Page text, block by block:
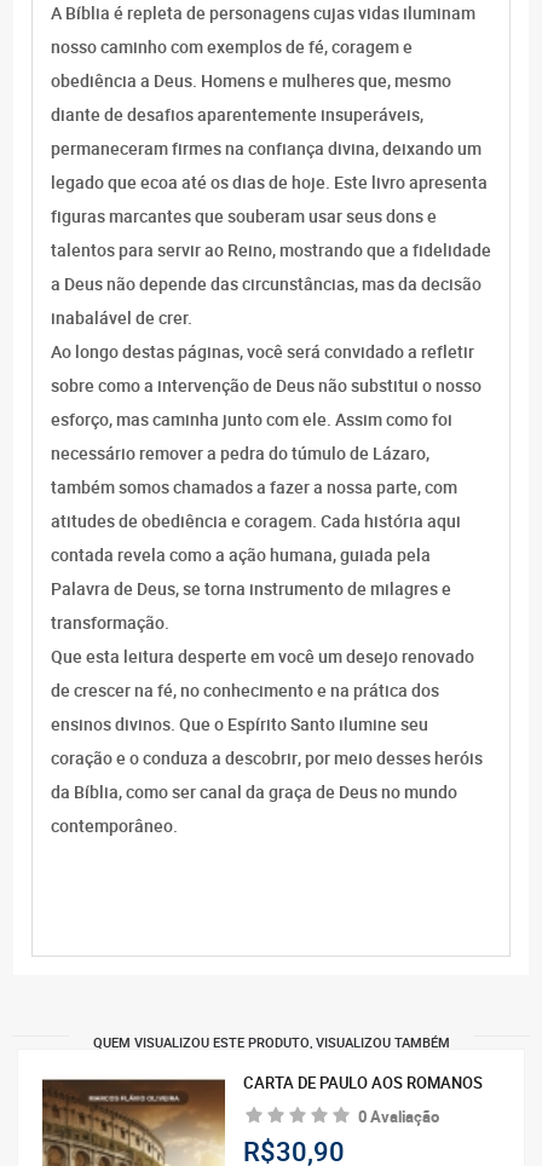
A Bíblia é repleta de personagens cujas vidas iluminam
nosso caminho com exemplos de fé, coragem e
obediência a Deus. Homens e mulheres que, mesmo
diante de desafios aparentemente insuperáveis,
permaneceram firmes na confiança divina, deixando um
legado que ecoa até os dias de hoje. Este livro apresenta
figuras marcantes que souberam usar seus dons e
talentos para servir ao Reino, mostrando que a fidelidade
a Deus não depende das circunstâncias, mas da decisão
inabalável de crer.
Ao longo destas páginas, você será convidado a refletir
sobre como a intervenção de Deus não substitui o nosso
esforço, mas caminha junto com ele. Assim como foi
necessário remover a pedra do túmulo de Lázaro,
também somos chamados a fazer a nossa parte, com
atitudes de obediência e coragem. Cada história aqui
contada revela como a ação humana, guiada pela
Palavra de Deus, se torna instrumento de milagres e
transformação.
Que esta leitura desperte em você um desejo renovado
de crescer na fé, no conhecimento e na prática dos
ensinos divinos. Que o Espírito Santo ilumine seu
coração e o conduza a descobrir, por meio desses heróis
da Bíblia, como ser canal da graça de Deus no mundo
contemporâneo.
QUEM VISUALIZOU ESTE PRODUTO, VISUALIZOU TAMBÉM
CARTA DE PAULO AOS ROMANOS
0 Avaliação
R$30,90